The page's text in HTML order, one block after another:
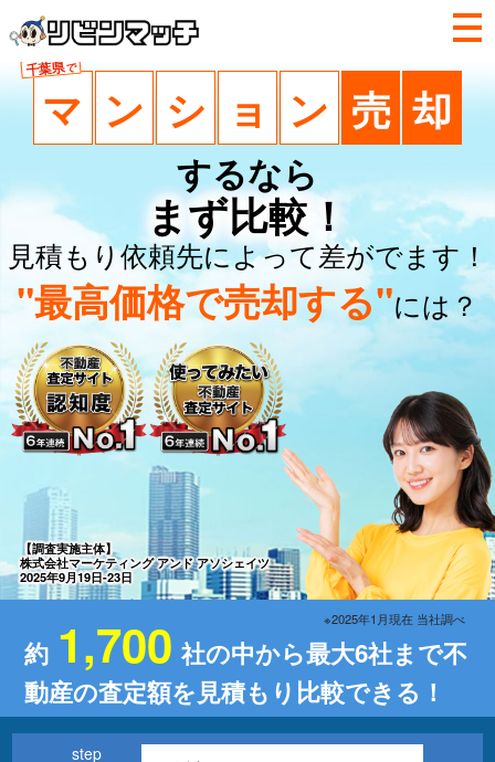
千葉県で
マ ン シ ョ ン 売 却
するなら
まず比較！
見積もり依頼先によって差がでます！
"最高価格で売却する"には？
【調査実施主体】
株式会社マーケティング アンド アソシェイツ
2025年9月19日-23日
約 1,700 社の中から最大6社まで不
動産の査定額を見積もり比較できる！
※2025年1月現在 当社調べ